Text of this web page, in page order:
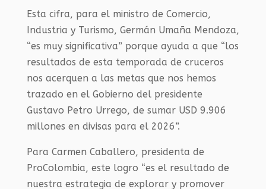
Esta cifra, para el ministro de Comercio,
Industria y Turismo, Germán Umaña Mendoza,
“es muy significativa” porque ayuda a que “los
resultados de esta temporada de cruceros
nos acerquen a las metas que nos hemos
trazado en el Gobierno del presidente
Gustavo Petro Urrego, de sumar USD 9.906
millones en divisas para el 2026”.
Para Carmen Caballero, presidenta de
ProColombia, este logro “es el resultado de
nuestra estrategia de explorar y promover